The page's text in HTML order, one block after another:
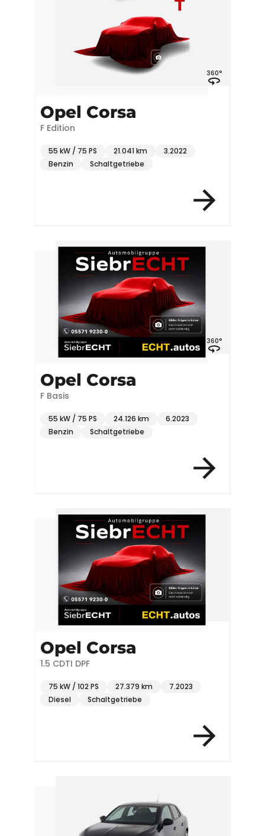
360°
Opel Corsa
F Edition
55 kW / 75 PS 21.041 km
3.2022
Benzin
Schaltgetriebe
360°
Opel Corsa
F Basis
55 kW / 75 PS 24.126 km
6.2023
Benzin
Schaltgetriebe
Opel Corsa
1.5 CDTI DPF
75 kW / 102 PS 27.379 km
7.2023
Diesel
Schaltgetriebe